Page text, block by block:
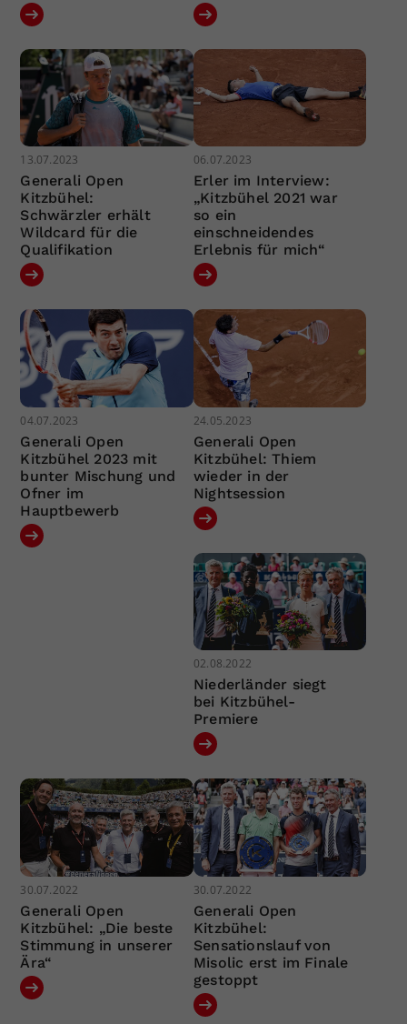
13.07.2023
Generali Open
Kitzbühel:
Schwärzler erhält
Wildcard für die
Qualifikation
06.07.2023
Erler im Interview:
„Kitzbühel 2021 war
so ein
einschneidendes
Erlebnis für mich“
04.07.2023
Generali Open
Kitzbühel 2023 mit
bunter Mischung und
Ofner im
Hauptbewerb
24.05.2023
Generali Open
Kitzbühel: Thiem
wieder in der
Nightsession
02.08.2022
Niederländer siegt
bei Kitzbühel-
Premiere
30.07.2022
Generali Open
Kitzbühel: „Die beste
Stimmung in unserer
Ära“
30.07.2022
Generali Open
Kitzbühel:
Sensationslauf von
Misolic erst im Finale
gestoppt